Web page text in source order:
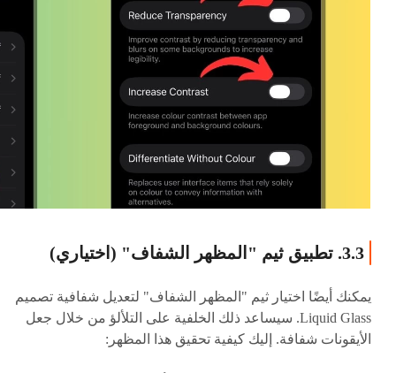
3.3. تطبيق ثيم "المظهر الشفاف" (اختياري)
يمكنك أيضًا اختيار ثيم "المظهر الشفاف" لتعديل شفافية تصميم
Liquid Glass. سيساعد ذلك الخلفية على التلألؤ من خلال جعل
الأيقونات شفافة. إليك كيفية تحقيق هذا المظهر: